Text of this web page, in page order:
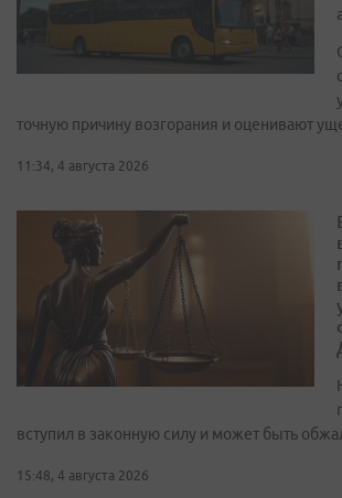
точную причину возгорания и оценивают
11:34, 4 августа 2026
вступил в законную силу и может быть
15:48, 4 августа 2026